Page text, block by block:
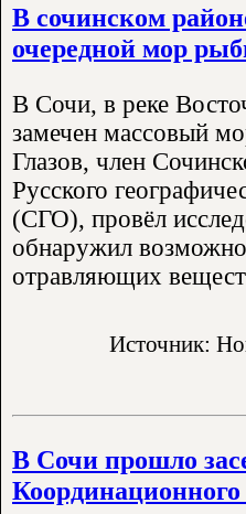
В сочинском
очередной мор
В Сочи, в реке
замечен массовый
Глазов, член
Русского
(СГО), провёл
обнаружил
отравляющих
Источник:
В Сочи прошло
Координационного